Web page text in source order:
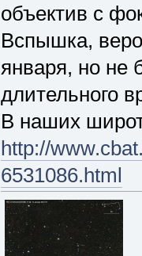
объектив с
Вспышка,
января, но не
длительного
В наших
http://
6531086.html